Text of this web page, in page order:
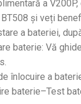
a
și veți
a bateriei,
baterie: Vă
înlocuire a
baterie–Test